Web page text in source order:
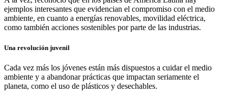
ejemplos interesantes que evidencian el compromiso con el medio
ambiente, en cuanto a energías renovables, movilidad eléctrica,
como también acciones sostenibles por parte de las industrias.
Una revolución juvenil
Cada vez más los jóvenes están más dispuestos a cuidar el medio
ambiente y a abandonar prácticas que impactan seriamente el
planeta, como el uso de plásticos y desechables.